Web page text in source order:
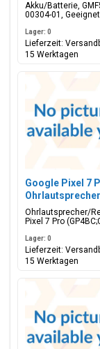
Akku/Batterie,
00304-01,
Lager: 0
Lieferzeit:
15 Werktagen
Google Pixel 7
Ohrlautsprecher/
Pixel 7 Pro
Lager: 0
Lieferzeit:
15 Werktagen